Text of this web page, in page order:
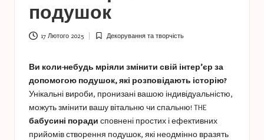
s
t
u
c
e
s
подушок
17 Лютого 2025
Опубліковано
Декорування та творчість
Ви коли-небудь мріяли змінити свій інтер’єр за
допомогою подушок, які розповідають історію?
Унікальні вироби, пронизані вашою індивідуальністю,
можуть змінити вашу вітальню чи спальню! THE
бабусині поради сповнені простих і ефективних
прийомів створення подушок, які неодмінно вразять